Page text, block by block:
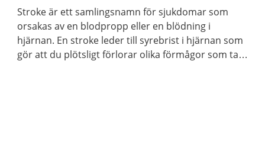
Stroke är ett samlingsnamn för sjukdomar som
orsakas av en blodpropp eller en blödning i
hjärnan. En stroke leder till syrebrist i hjärnan som
gör att du plötsligt förlorar olika förmågor som tal,